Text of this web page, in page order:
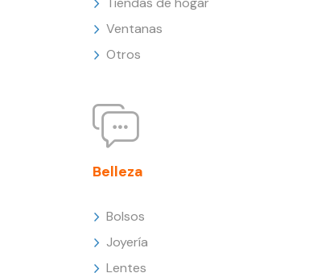
Ventanas
Otros
Belleza
Bolsos
Joyería
Lentes